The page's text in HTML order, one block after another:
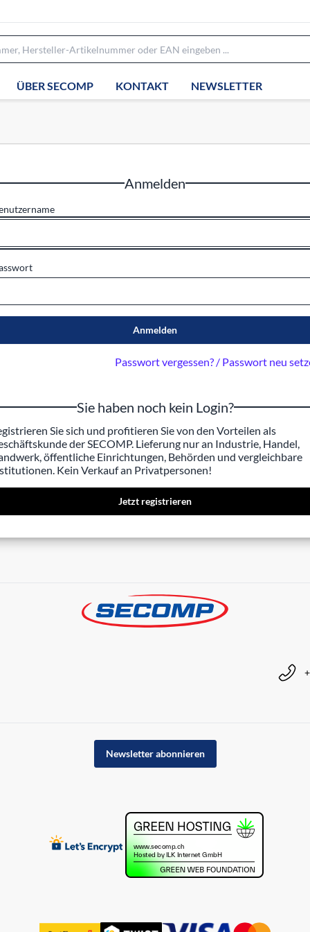
ÜBER SECOMP KONTAKT NEWSLETTER
Anmelden
Anmelden
Passwort vergessen? / Passwort neu
Sie haben noch kein Login?
Sie sich und profitieren Sie von den Vorteilen als
der SECOMP. Lieferung nur an Industrie, Handel,
öffentliche Einrichtungen, Behörden und vergleichbare
Kein Verkauf an Privatpersonen!
Jetzt registrieren
Newsletter abonnieren